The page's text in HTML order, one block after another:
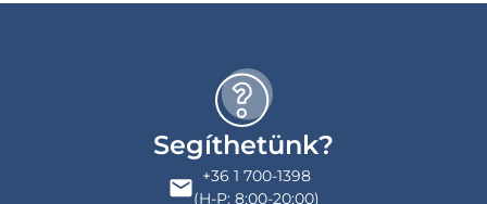
Segíthetünk?
+36 1 700-1398
(H-P: 8:00-20:00)